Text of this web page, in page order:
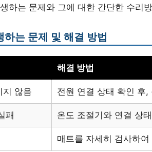
하는 문제와 그에 대한 간단한 수리
하는 문제 및 해결 방법
해결 방법
지 않음 전원 연결 상태 확인 후
패 온도 조절기와 연결 상
매트를 자세히 검사하